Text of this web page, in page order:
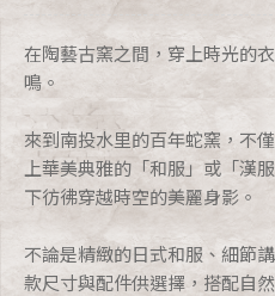
在陶藝古窯之間，穿上時光的
鳴。
來到南投水里的百年蛇窯，不
上華美典雅的「和服」或「漢
下彷彿穿越時空的美麗身影。
不論是精緻的日式和服、細節
款尺寸與配件供選擇，搭配自